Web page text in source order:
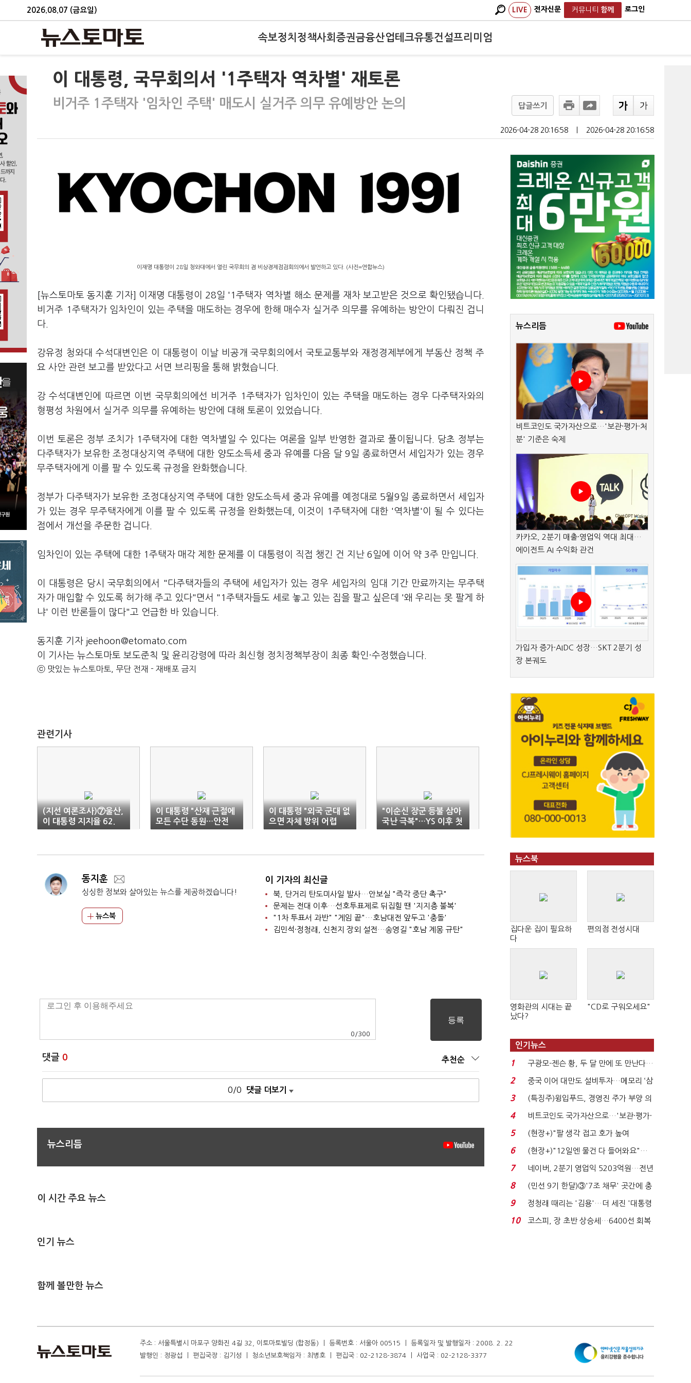
2026.08.07 (금요일) LIVE 전자신문 커뮤니티 함께 로그인
속보정치 정책사회 증권금융산업테크유통건설프리미엄
이 대통령, 국무회의서 '1주택자 역차별' 재토론
비거주 1주택자 '임차인 주택' 매도시 실거주 의무 유예방안 논의 답글쓰기
2026-04-28 20:16:58 2026-04-28 20:16:58
이재명 대통령이 28일 청와대에서 열린 국무회의 겸 비상경제점검회의에서 발언하고 있다. (사진=연합뉴스)
[뉴스토마토 동지훈 기자] 이재명 대통령이 28일 '1주택자 역차별 해소 문제를 재차 보고받은 것으로 확인됐습니다.
비거주 1주택자가 임차인이 있는 주택을 매도하는 경우에 한해 매수자 실거주 의무를 유예하는 방안이 다뤄진 겁니
다.
강유정 청와대 수석대변인은 이 대통령이 이날 비공개 국무회의에서 국토교통부와 재정경제부에게 부동산 정책 주
요 사안 관련 보고를 받았다고 서면 브리핑을 통해 밝혔습니다.
강 수석대변인에 따르면 이번 국무회의에선 비거주 1주택자가 임차인이 있는 주택을 매도하는 경우 다주택자와의
형평성 차원에서 실거주 의무를 유예하는 방안에 대해 토론이 있었습니다.
이번 토론은 정부 조치가 1주택자에 대한 역차별일 수 있다는 여론을 일부 반영한 결과로 풀이됩니다. 당초 정부는
다주택자가 보유한 조정대상지역 주택에 대한 양도소득세 중과 유예를 다음 달 9일 종료하면서 세입자가 있는 경우
무주택자에게 이를 팔 수 있도록 규정을 완화했습니다.
정부가 다주택자가 보유한 조정대상지역 주택에 대한 양도소득세 중과 유예를 예정대로 5월9일 종료하면서 세입자
가 있는 경우 무주택자에게 이를 팔 수 있도록 규정을 완화했는데, 이것이 1주택자에 대한 '역차별'이 될 수 있다는
점에서 개선을 주문한 겁니다.
임차인이 있는 주택에 대한 1주택자 매각 제한 문제를 이 대통령이 직접 챙긴 건 지난 6일에 이어 약 3주 만입니다.
이 대통령은 당시 국무회의에서 "다주택자들의 주택에 세입자가 있는 경우 세입자의 임대 기간 만료까지는 무주택
자가 매입할 수 있도록 허가해 주고 있다"면서 "1주택자들도 세로 놓고 있는 집을 팔고 싶은데 '왜 우리는 못 팔게 하
냐' 이런 반론들이 많다"고 언급한 바 있습니다.
동지훈 기자 jeehoon@etomato.com
이 기사는 뉴스토마토 보도준칙 및 윤리강령에 따라 최신형 정치정책부장이 최종 확인·수정했습니다.
ⓒ 맛있는 뉴스토마토, 무단 전재 - 재배포 금지
관련기사
(지선 여론조사)⑦울산,
이 대통령 지지율 62.
1%…민주당 42.5%
이 대통령 "산재 근절에
모든 수단 동원…안전
기반 성장"
이 대통령 "외국 군대 없
으면 자체 방위 어렵
다?…불안감일 뿐"
"이순신 장군 등불 삼아
국난 극복"…YS 이후 첫
참석
동지훈
싱싱한 정보와 살아있는 뉴스를 제공하겠습니다!
뉴스북
이 기자의 최신글
북, 단거리 탄도미사일 발사…안보실 "즉각 중단 촉구"
문제는 전대 이후…선호투표제로 뒤집힐 땐 '지지층 불복'
"1차 투표서 과반" "게임 끝"…호남대전 앞두고 '충돌'
김민석·정청래, 신천지 장외 설전…송영길 "호남 계몽 규탄"
0 /300
댓글 0 추천순
0/0 댓글 더보기
뉴스리듬
이 시간 주요 뉴스
인기 뉴스
함께 볼만한 뉴스
뉴스리듬
비트코인도 국가자산으로…'보관·평가·처
분' 기준은 숙제
카카오, 2분기 매출·영업익 역대 최대…
에이전트 AI 수익화 관건
가입자 증가·AIDC 성장…SKT 2분기 성
장 본궤도
뉴스북
집다운 집이 필요하
다
편의점 전성시대
영화관의 시대는 끝
났다?
"CD로 구워오세요"
인기뉴스
1
구광모-젠슨 황, 두 달 만에 또 만난다…
로봇·AI 등 논...
2
중국 이어 대만도 설비투자…메모리 ‘삼
국전쟁’
3
(특징주)윙입푸드, 경영진 주가 부양 의
지에 상한가...
4
비트코인도 국가자산으로…'보관·평가·
처분' 기준은 ...
5
(현장+)"팔 생각 접고 호가 높여
요"…'덜 똘똘한 한 채' 20...
6
(현장+)"12일엔 물건 다 들어와요"…
빈 매대 채우며 문 연 ...
7
네이버, 2분기 영업익 5203억원…전년
비 0.2% 감소...
8
(민선 9기 한달)③'7조 채무' 곳간에 충
격…추미애, 20년...
9
정청래 때리는 '김용'…더 세진 '대통령
최측근' 입...
10
코스피, 장 초반 상승세…6400선 회복
주소 : 서울특별시 마포구 양화진 4길 32, 이토마토빌딩 (합정동) ㅣ 등록번호 : 서울아 00515 ㅣ 등록일자 및 발행일자 : 2008. 2. 22
발행인 : 정광섭 ㅣ 편집국장 : 김기성 ㅣ 청소년보호책임자 : 최병호 ㅣ 편집국 : 02-2128-3874 ㅣ 사업국 : 02-2128-3377